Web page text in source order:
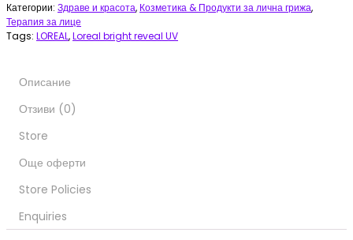
Категории: Здраве и красота, Козметика & Продукти за лична грижа,
Терапия за лице
Tags: LOREAL,Loreal bright reveal UV
Описание
Отзиви (0)
Store
Още оферти
Store Policies
Enquiries